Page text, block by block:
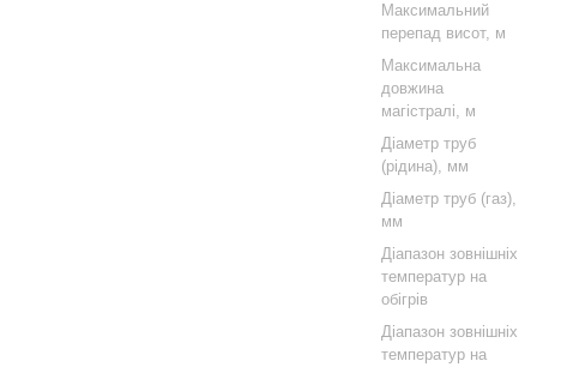
Максимальний
перепад висот, м
Максимальна
довжина
магістралі, м
Діаметр труб
(рідина), мм
Діаметр труб (газ),
мм
Діапазон зовнішніх
температур на
обігрів
Діапазон зовнішніх
температур на